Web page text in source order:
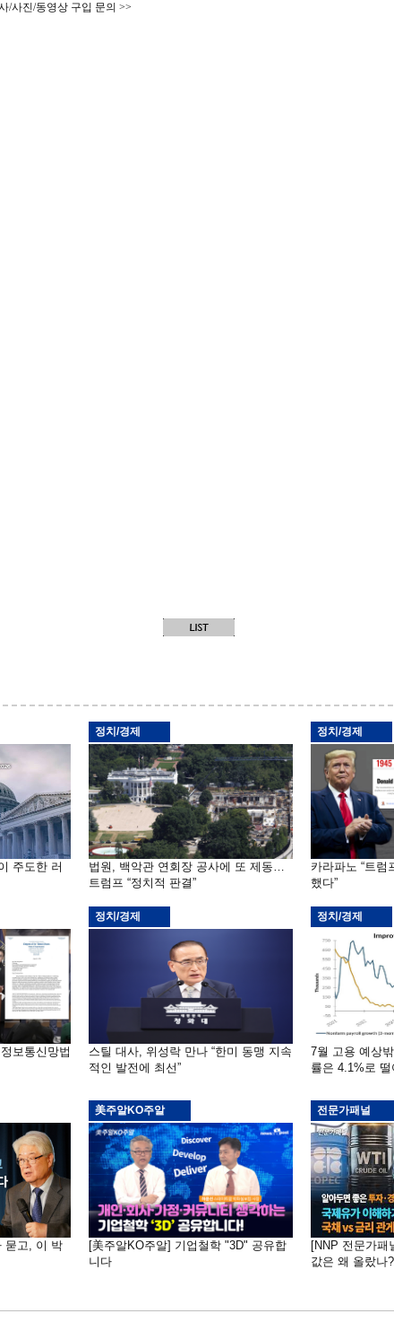
/사진/동영상 구입 문의 >>
주도한 러
정치/경제
법원, 백악관 연회장 공사에 또 제동…
트럼프 “정치적 판결”
정치/경제
카라파노 “트럼
했다”
보통신망법
정치/경제
스틸 대사, 위성락 만나 “한미 동맹 지속
적인 발전에 최선”
정치/경제
7월 고용 예상
률은 4.1%로 떨
묻고, 이 박
美주알KO주알
[美주알KO주알] 기업철학 "3D" 공유합
니다
전문가패널
[NNP 전문가패
값은 왜 올랐